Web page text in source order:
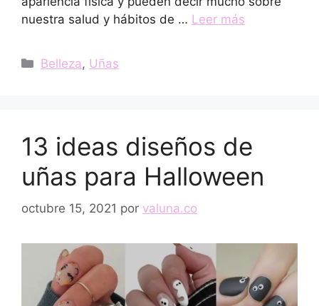
nuestra salud y hábitos de … Leer más
Categorías
Belleza, Uñas
13 ideas diseños de
uñas para Halloween
octubre 15, 2021 por valuna.co